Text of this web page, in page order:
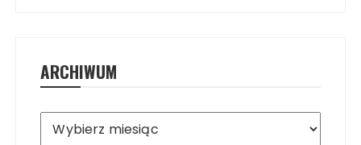
ARCHIWUM
Archiwum